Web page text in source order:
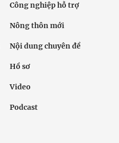
Công nghiệp hỗ trợ
Nông thôn mới
Nội dung chuyên đề
Hồ sơ
Video
Podcast